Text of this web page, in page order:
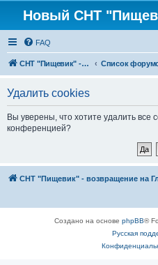
Новый СНТ
FAQ
СНТ "Пищевик" - возвращение на Главную страницу Список
Удалить cookies
Вы уверены, что хотите удалить все
конференцией?
СНТ "Пищевик" - возвращение на
Создано на основе phpBB®
Русская